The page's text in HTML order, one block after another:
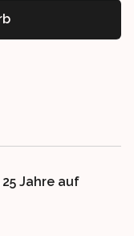
Jahre auf